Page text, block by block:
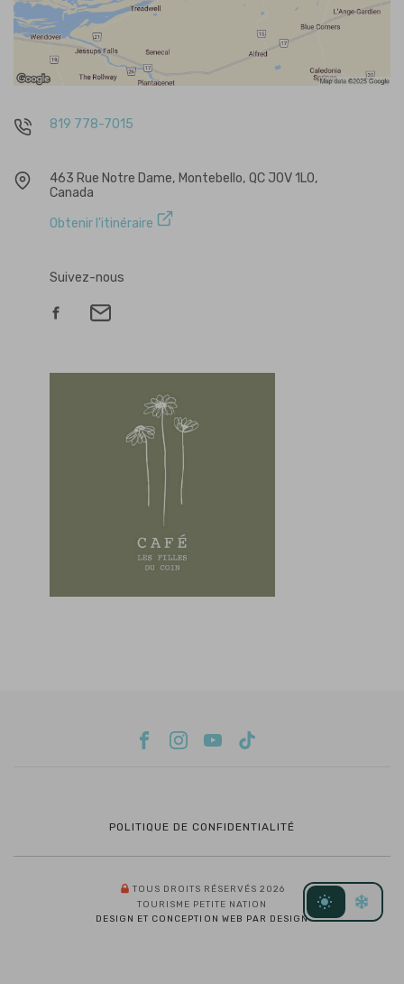
819 778-7015
463 Rue Notre Dame, Montebello, QC J0V 1L0,
Canada
Obtenir l'itinéraire
Suivez-nous
TOUS DROITS RÉSERVÉS 2026
TOURISME PETITE NATION
DESIGN ET CONCEPTION WEB PAR DESIGN
POLITIQUE DE CONFIDENTIALITÉ